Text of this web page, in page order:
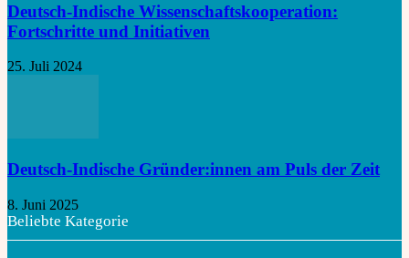
Deutsch-Indische Wissenschaftskooperation:
Fortschritte und Initiativen
25. Juli 2024
Deutsch-Indische Gründer:innen am Puls der Zeit
8. Juni 2025
Beliebte Kategorie